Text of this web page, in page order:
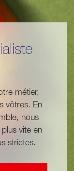
métier,
vôtres. En
nous
vite en
strictes.